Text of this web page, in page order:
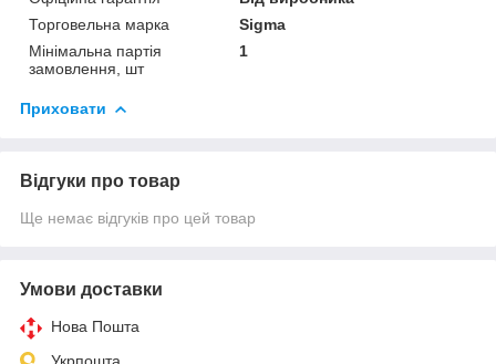
Торговельна марка
Sigma
Мінімальна партія
замовлення, шт
1
Приховати
Відгуки про товар
Ще немає відгуків про цей товар
Умови доставки
Нова Пошта
Укрпошта